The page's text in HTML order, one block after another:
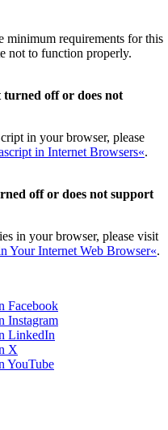
minimum requirements for this
not to function properly.
off or does not
in your browser, please
in Internet Browsers«.
off or does not support
in your browser, please visit
Your Internet Web Browser«.